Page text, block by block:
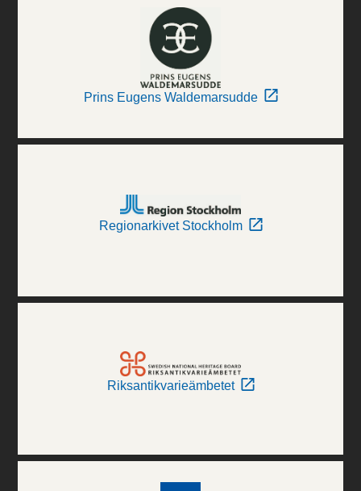
Prins Eugens Waldemarsudde
Regionarkivet Stockholm
Riksantikvarieämbetet